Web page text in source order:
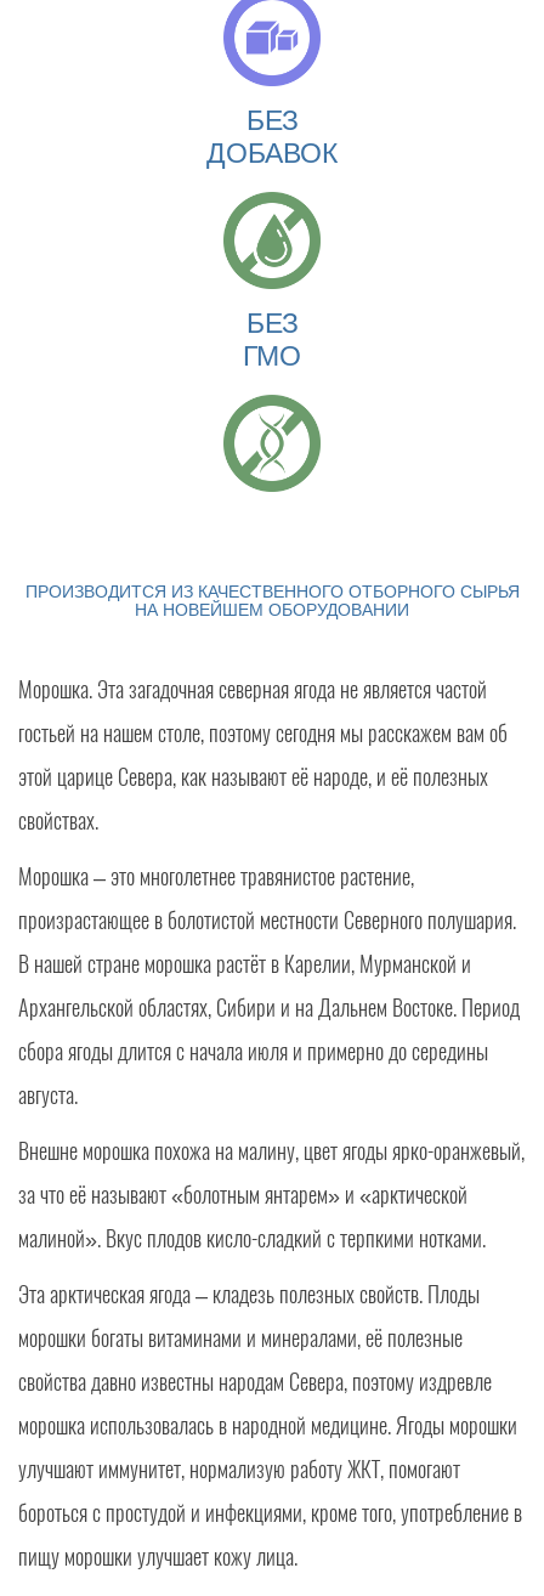
БЕЗ
ДОБАВОК
БЕЗ
ГМО
ПРОИЗВОДИТСЯ ИЗ КАЧЕСТВЕННОГО ОТБОРНОГО СЫРЬЯ
НА НОВЕЙШЕМ ОБОРУДОВАНИИ
Морошка. Эта загадочная северная ягода не является частой
гостьей на нашем столе, поэтому сегодня мы расскажем вам об
этой царице Севера, как называют её народе, и её полезных
свойствах.
Морошка – это многолетнее травянистое растение,
произрастающее в болотистой местности Северного полушария.
В нашей стране морошка растёт в Карелии, Мурманской и
Архангельской областях, Сибири и на Дальнем Востоке. Период
сбора ягоды длится с начала июля и примерно до середины
августа.
Внешне морошка похожа на малину, цвет ягоды ярко-оранжевый,
за что её называют «болотным янтарем» и «арктической
малиной». Вкус плодов кисло-сладкий с терпкими нотками.
Эта арктическая ягода – кладезь полезных свойств. Плоды
морошки богаты витаминами и минералами, её полезные
свойства давно известны народам Севера, поэтому издревле
морошка использовалась в народной медицине. Ягоды морошки
улучшают иммунитет, нормализую работу ЖКТ, помогают
бороться с простудой и инфекциями, кроме того, употребление в
пищу морошки улучшает кожу лица.